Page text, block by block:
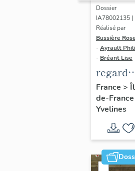
Dossier
IA78002135 |
Réalisé par
Bussière
-Ayrault
- Bréant Lise
regard
sur le
territoire
de Seine-
Aval
France >
de-France
Yvelines